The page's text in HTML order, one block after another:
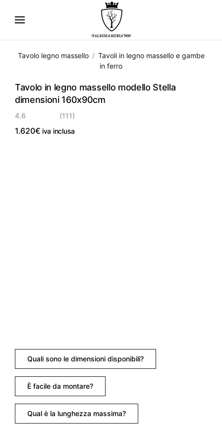
to
main
Tavolo legno massello
Tavoli in legno massello e gambe
in ferro
Tavolo in legno massello modello Stella
dimensioni 160x90cm
4.6 (111)
1.620€ iva inclusa
Quali sono le dimensioni disponibili?
È facile da montare?
Qual è la lunghezza massima?